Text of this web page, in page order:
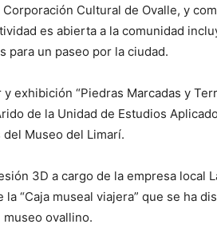
Cultural de Ovalle, y
es abierta a la comunidad
para un paseo por la ciudad.
exhibición “Piedras Marcadas y
de la Unidad de Estudios
Museo del Limarí.
3D a cargo de la empresa local
“Caja museal viajera” que se ha
ovallino.